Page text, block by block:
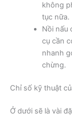
không
tục nữa.
Nồi nấu
cụ cần
nhanh
chừng.
Chỉ số kỹ thuật
Ở dưới sẽ là vài